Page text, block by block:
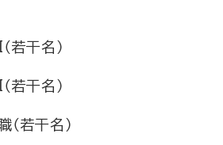
若干名）
若干名）
（若干名）